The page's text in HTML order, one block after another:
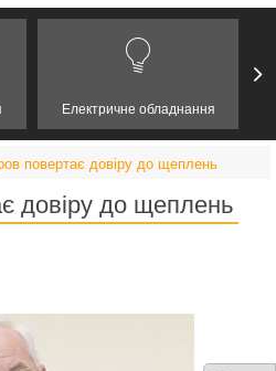
Електричне обладнання
повертає довіру до щеплень
довіру до щеплень